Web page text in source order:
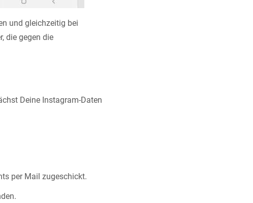
und gleichzeitig bei
die gegen die
Deine Instagram-Daten
per Mail zugeschickt.